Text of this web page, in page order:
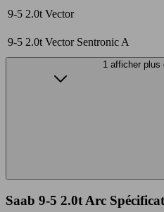
9-5 2.0t Vector
9-5 2.0t Vector Sentronic A
1 afficher plus
Saab 9-5 2.0t Arc